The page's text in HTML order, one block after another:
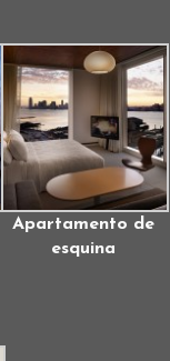
Apartamento de
esquina